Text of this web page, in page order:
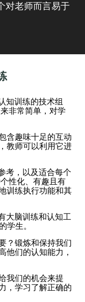
对老师而言易于
知训练的技术组
非常简单，对学
含趣味十足的互动
教师可以利用它进
考，以及适合每个
性化、有趣且有
训练执行功能和其
大脑训练和认知工
学生。
？锻炼和保持我们
他们的认知能力，
我们的机会来提
，学习了解正确的